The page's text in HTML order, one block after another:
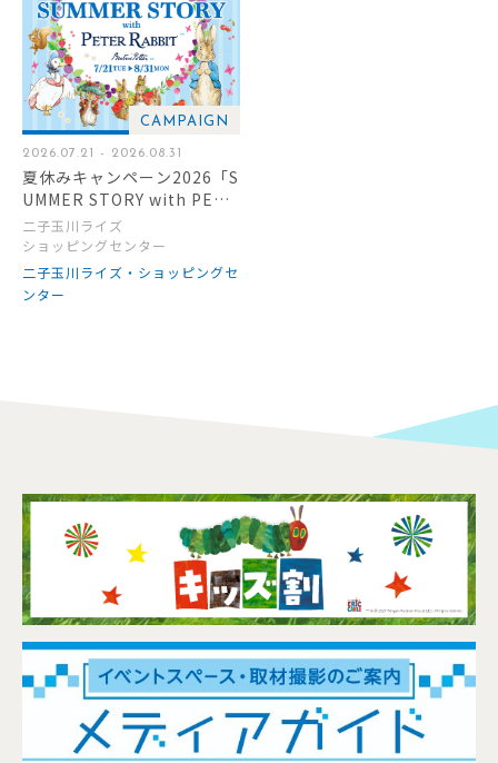
CAMPAIGN
2026.07.21 - 2026.08.31
夏休みキャンペーン2026「S
UMMER STORY with PETE
R RABBIT」
二子玉川ライズ
ショッピングセンター
二子玉川ライズ・ショッピングセ
ンター